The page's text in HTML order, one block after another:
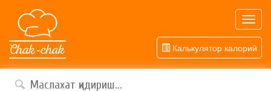
Калькулятор калорий